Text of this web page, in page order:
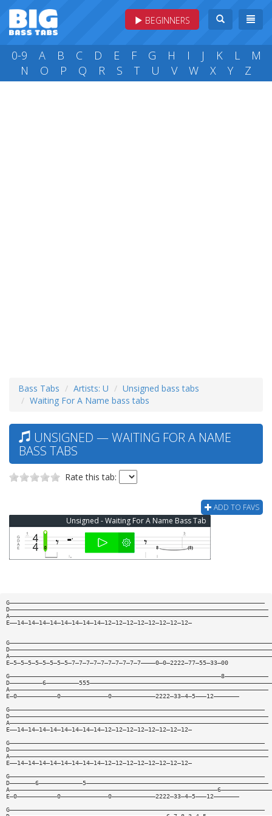
BEGINNERS
0-9 A B C D E F G H I J K L
M
N
O P Q R S T U V W X Y Z
Bass Tabs Artists: U
Unsigned bass tabs
Waiting For A Name bass tabs
UNSIGNED — WAITING FOR A NAME
BASS TABS
Rate this tab:
ADD TO FAVS
Unsigned - Waiting For A Name Bass Tab
G——————————————————————————————————————————————————————————————————————
D———————————————————————————————————————————————————————————————————————
A———————————————————————————————————————————————————————————————————————
E——14—14—14—14—14—14—14—14—12—12—12—12—12—12—12—12—
E—5—5—5—5—5—5—5—5—7—7—7—7—7—7—7—7—7—7————0—0—2222—77—55—33—00
G——————————————————————————————————————————————————————————8————————————
D—————————6—————————555——————————————————————————————————————————————————
A———————————————————————————————————————————————————————————————————————
E—0———————————0—————————————0————————————2222—33—4—5———12———————
G——————————————————————————————————————————————————————————————————————
D———————————————————————————————————————————————————————————————————————
A———————————————————————————————————————————————————————————————————————
E——14—14—14—14—14—14—14—14—12—12—12—12—12—12—12—12—
G——————————————————————————————————————————————————————————————————————
D———————————————————————————————————————————————————————————————————————
A———————————————————————————————————————————————————————————————————————
E——14—14—14—14—14—14—14—14—12—12—12—12—12—12—12—12—
G——————————————————————————————————————————————————————————————————————
D———————6————————————5——————————————————————————————————————————————————
A—————————————————————————————————————————————————————————6——————————————
E—0———————————0—————————————0————————————2222—33—4—5———12———————
G——————————————————————————————————————————————————————————————————————